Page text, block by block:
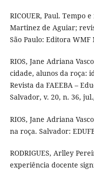
RICOUER, Paul. Tempo
Martinez de Aguiar;
São Paulo: Editora WMF
RIOS, Jane Adriana
cidade, alunos da roça:
Revista da FAEEBA –
Salvador, v. 20, n. 36,
RIOS, Jane Adriana
na roça. Salvador:
RODRIGUES, Arlley
experiência docente